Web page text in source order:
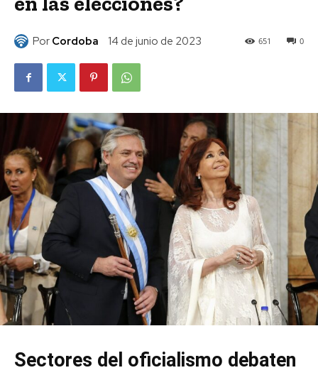
Por Cordoba 14 de junio de 2023 0
651
Sectores del oficialismo debaten